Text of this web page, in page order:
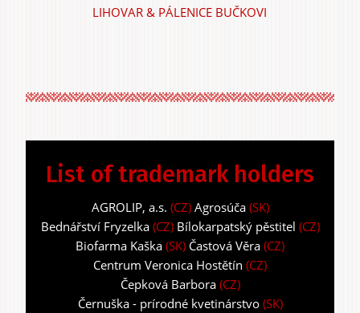
LIHOVAR & PÁLENICE BUČKOVI
List of trademark holders
AGROLIP, a.s. (CZ) Agrosúča(SK)
Bednářství Fryzelka(CZ) Bílokarpatský pěstitel (CZ)
Biofarma Kaška (SK) Častová Věra (CZ)
Centrum Veronica Hostětín (CZ)
Čepková Barbora(CZ)
Černuška - prírodné kvetinárstvo(SK)